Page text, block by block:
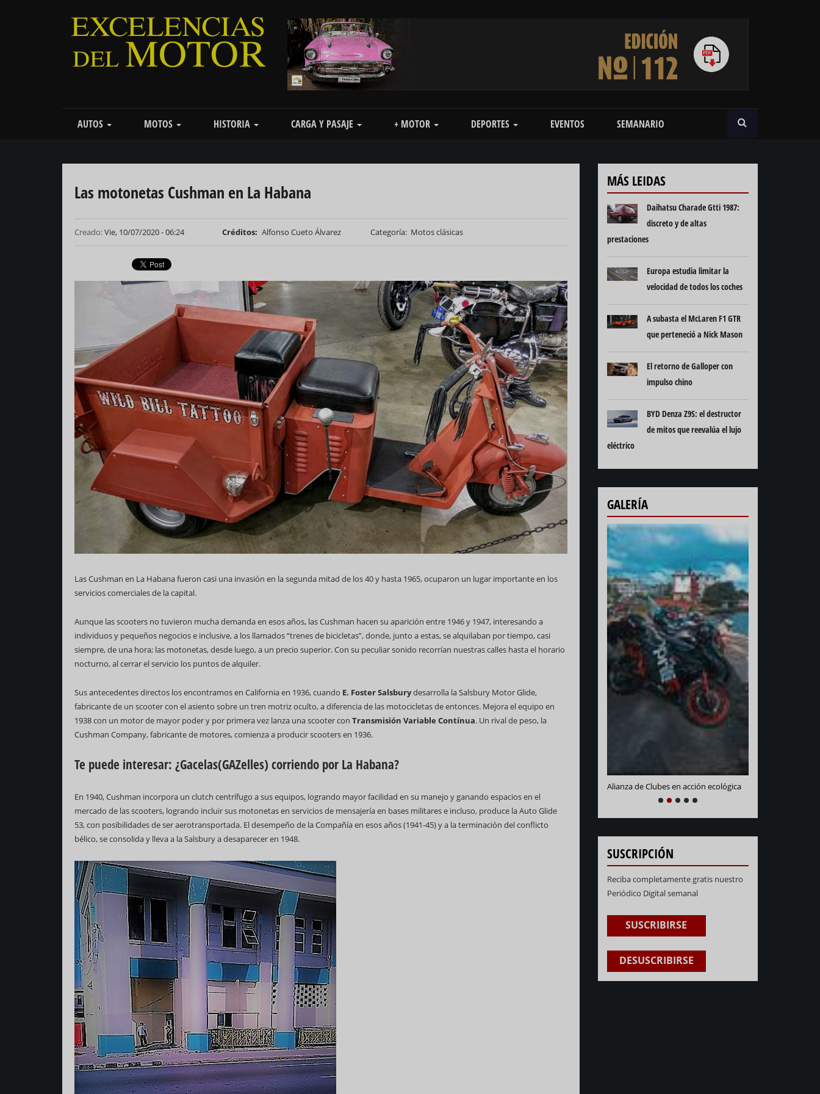
Main
navigation
AUTOS MOTOS HISTORIA CARGA Y PASAJE + MOTOR DEPORTES EVENTOS SEMANARIO
Las motonetas Cushman en La Habana
Creado:Vie, 10/07/2020 - 06:24 Créditos Alfonso Cueto Álvarez Categoría Motos clásicas
Las Cushman en La Habana fueron casi una invasión en la segunda mitad de los 40 y hasta 1965, ocuparon un lugar importante en los
servicios comerciales de la capital.
Aunque las scooters no tuvieron mucha demanda en esos años, las Cushman hacen su aparición entre 1946 y 1947, interesando a
individuos y pequeños negocios e inclusive, a los llamados “trenes de bicicletas”, donde, junto a estas, se alquilaban por tiempo, casi
siempre, de una hora; las motonetas, desde luego, a un precio superior. Con su peculiar sonido recorrían nuestras calles hasta el horario
nocturno, al cerrar el servicio los puntos de alquiler.
Sus antecedentes directos los encontramos en California en 1936, cuando E. Foster Salsburydesarrolla la Salsbury Motor Glide,
fabricante de un scooter con el asiento sobre un tren motriz oculto, a diferencia de las motocicletas de entonces. Mejora el equipo en
1938 con un motor de mayor poder y por primera vez lanza una scooter con Transmisión Variable Contínua. Un rival de peso, la
Cushman Company, fabricante de motores, comienza a producir scooters en 1936.
Te puede interesar: ¿Gacelas(GAZelles) corriendo por La Habana?
En 1940, Cushman incorpora un clutch centrífugo a sus equipos, logrando mayor facilidad en su manejo y ganando espacios en el
mercado de las scooters, logrando incluir sus motonetas en servicios de mensajería en bases militares e incluso, produce la Auto Glide
53, con posibilidades de ser aerotransportada. El desempeño de la Compañía en esos años (1941-45) y a la terminación del conflicto
bélico, se consolida y lleva a la Salsbury a desaparecer en 1948.
MÁS LEIDAS
Daihatsu Charade Gtti 1987:
discreto y de altas
prestaciones
Europa estudia limitar la
velocidad de todos los coches
A subasta el McLaren F1 GTR
que perteneció a Nick Mason
El retorno de Galloper con
impulso chino
BYD Denza Z9S: el destructor
de mitos que reevalúa el lujo
eléctrico
GALERÍA
69 Campeonato Mundial WCC
Feria Internacional de La Habana
Alianza de Clubes en acción ecológica
PREVIOUS
SUSCRIPCIÓN
Reciba completamente gratis nuestro
Periódico Digital semanal
SUSCRIBIRSE
DESUSCRIBIRSE